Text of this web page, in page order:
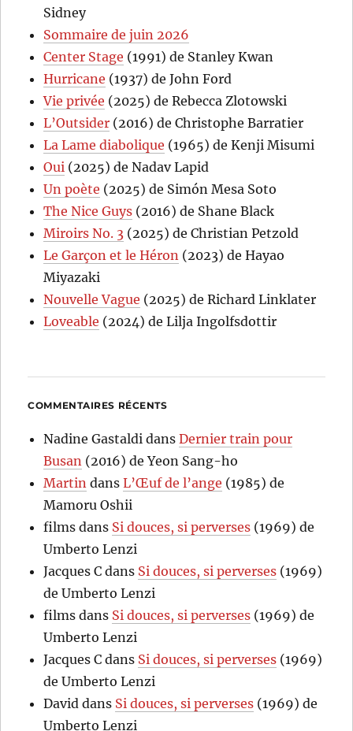
Sidney
Sommaire de juin 2026
Center Stage (1991) de Stanley Kwan
Hurricane (1937) de John Ford
Vie privée (2025) de Rebecca Zlotowski
L’Outsider (2016) de Christophe Barratier
La Lame diabolique (1965) de Kenji Misumi
Oui (2025) de Nadav Lapid
Un poète (2025) de Simón Mesa Soto
The Nice Guys (2016) de Shane Black
Miroirs No. 3 (2025) de Christian Petzold
Le Garçon et le Héron (2023) de Hayao
Miyazaki
Nouvelle Vague (2025) de Richard Linklater
Loveable (2024) de Lilja Ingolfsdottir
COMMENTAIRES RÉCENTS
Nadine Gastaldi dansDernier train pour
Busan (2016) de Yeon Sang-ho
Martin dansL’Œuf de l’ange (1985) de
Mamoru Oshii
films dans Si douces, si perverses (1969) de
Umberto Lenzi
Jacques C dans Si douces, si perverses (1969)
de Umberto Lenzi
films dans Si douces, si perverses (1969) de
Umberto Lenzi
Jacques C dans Si douces, si perverses (1969)
de Umberto Lenzi
David dans Si douces, si perverses (1969) de
Umberto Lenzi